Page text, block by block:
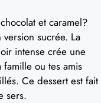
et caramel?
version sucrée. La
intense crée une
ou tes amis
Ce dessert est fait
sers.